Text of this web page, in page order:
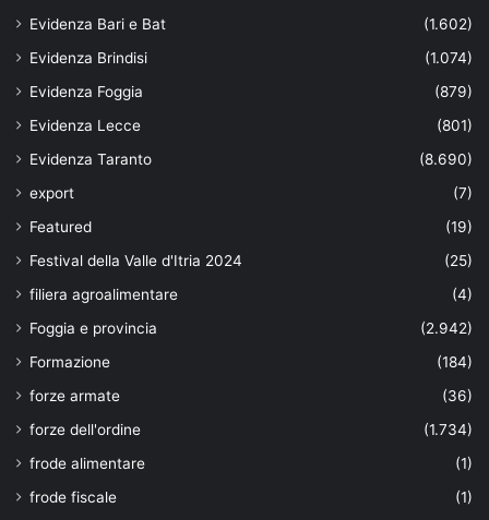
Evidenza Bari e Bat
(1.602)
Evidenza Brindisi
(1.074)
Evidenza Foggia
(879)
Evidenza Lecce
(801)
Evidenza Taranto
(8.690)
export
(7)
Featured
(19)
Festival della Valle d'Itria 2024
(25)
filiera agroalimentare
(4)
Foggia e provincia
(2.942)
Formazione
(184)
forze armate
(36)
forze dell'ordine
(1.734)
frode alimentare
(1)
frode fiscale
(1)